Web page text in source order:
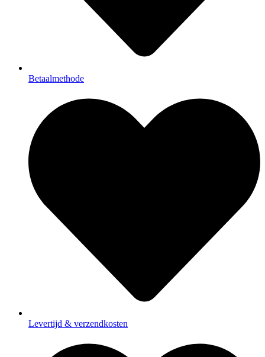
Betaalmethode
Levertijd & verzendkosten